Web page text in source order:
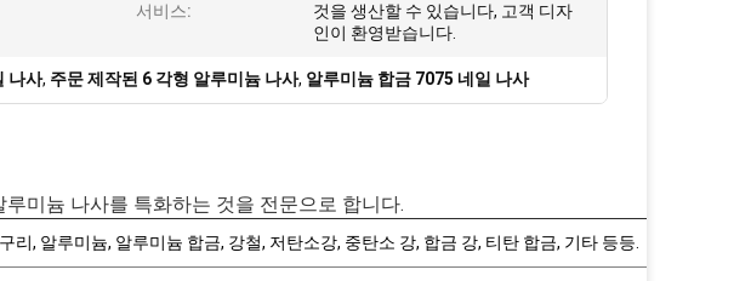
서비스:
것을 생산할 수 있습니다, 고객 디자
인이 환영받습니다.
나사, 주문 제작된 6 각형 알루미늄 나사, 알루미늄 합금 7075 네일 나사
미늄 나사를 특화하는 것을 전문으로 합니다.
리, 알루미늄, 알루미늄 합금, 강철, 저탄소강, 중탄소 강, 합금 강, 티탄 합금, 기타 등등.